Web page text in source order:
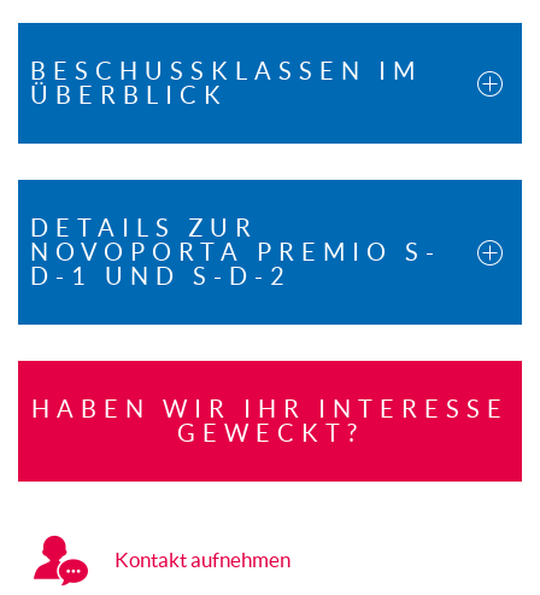
BESCHUSSKLASSEN IM
ÜBERBLICK
DETAILS ZUR
NOVOPORTA PREMIO S-
D-1 UND S-D-2
HABEN WIR IHR INTERESSE
GEWECKT?
Kontakt aufnehmen